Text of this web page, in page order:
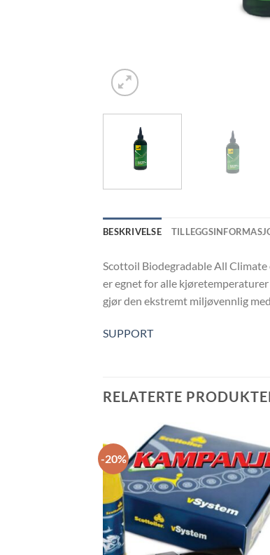
BESKRIVELSE
Scottoil Biodegradable All
er egnet for alle
gjør den ekstremt miljøvennlig
SUPPORT
RELATERTE
-20%